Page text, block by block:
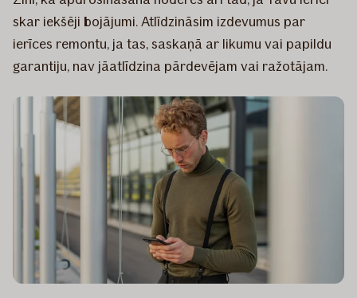
skar iekšēji bojājumi. Atlīdzināsim izdevumus par
ierīces remontu, ja tas, saskaņā ar likumu vai papildu
garantiju, nav jāatlīdzina pārdevējam vai ražotājam.